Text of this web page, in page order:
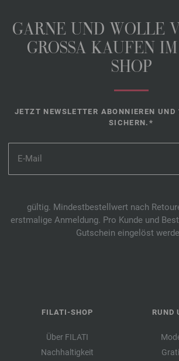
GARNE UND WOLLE
GROSSA KAUFEN
SHOP
JETZT NEWSLETTER ABONNIEREN
SICHERN.*
gültig. Mindestbestellwert nach
erstmalige Anmeldung. Pro Kunde und
Gutschein eingelöst
FILATI-SHOP
Über FILATI
Nachhaltigkeit
RUND